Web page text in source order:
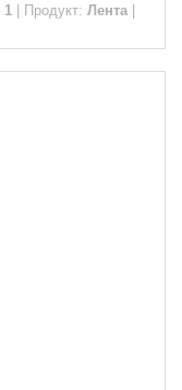
1 Продукт: Лента